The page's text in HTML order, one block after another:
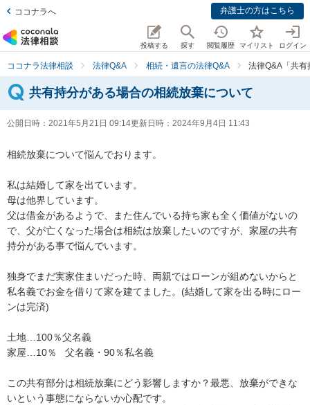
ココナラへ 弁護士の方はこちら
投稿する 探す 閲覧履歴 マイリスト ログイン
ココナラ法律相談 法律Q&A 相続・遺言の法律Q&A 法律Q&A「共
共有持分がある場合の相続放棄について
公開日時： 2021年5月21日 09:14更新日時： 2024年9月4日 11:43
相続放棄について悩んでおります。
私は結婚して家を出ています。
母は他界しています。
父は借金があるようで、また住んでいる持ち家も全く価値がないの
で、父が亡くなった場合は相続は放棄したいのですが、家屋の共有
持分がある事で悩んでいます。
独身でまだ実家住まいだった時、両親ではローンが組めないからと
私名義でお金を借りて家を建てました。(結婚して家を出る時にロー
ンは完済)
土地…100％父名義
家屋…10％   父名義・90％私名義
この共有部分は相続放棄にどう影響しますか？最悪、放棄ができな
いという事態にならないか心配です。